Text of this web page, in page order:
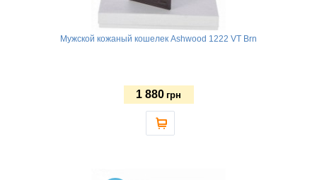
Мужской кожаный кошелек Ashwood 1222 VT Brn
1 880 грн